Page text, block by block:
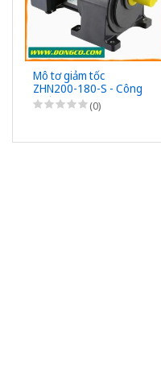
Mô tơ giảm tốc
ZHN200-180-S - Công
suất 200W (1/4HP) -
1/180 - Chân đế - 3Pha
(0)